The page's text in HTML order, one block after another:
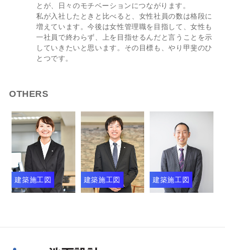
とが、日々のモチベーションにつながります。
私が入社したときと比べると、女性社員の数は格段に
増えています。今後は女性管理職を目指して、女性も
一社員で終わらず、上を目指せるんだと言うことを示
していきたいと思います。その目標も、やり甲斐のひ
とつです。
OTHERS
建築施工図 建築施工図 建築施工図